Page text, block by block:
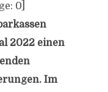
0]
2022 einen
Im